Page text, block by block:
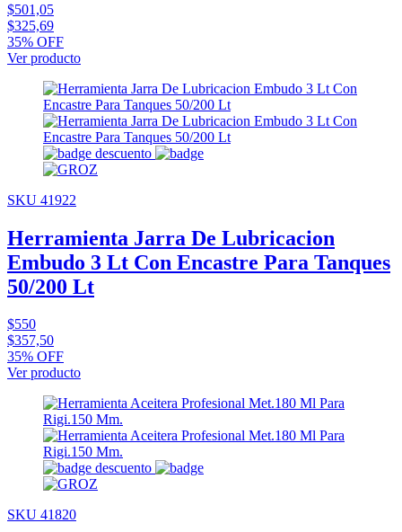
$501,05
$325,69
35% OFF
Ver producto
SKU 41922
Herramienta Jarra De Lubricacion
Embudo 3 Lt Con Encastre Para Tanques
50/200 Lt
$550
$357,50
35% OFF
Ver producto
SKU 41820